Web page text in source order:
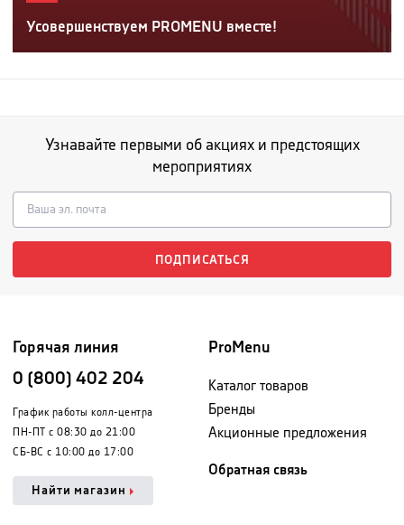
Усовершенствуем PROMENU вместе!
Узнавайте первыми об акциях и предстоящих
мероприятиях
ПОДПИСАТЬСЯ
Горячая линия
0 (800) 402 204
График работы колл-центра
ПН-ПТ с 08:30 до 21:00
СБ-ВС с 10:00 до 17:00
Найти магазин
ProMenu
Каталог товаров
Бренды
Акционные предложения
Обратная связь